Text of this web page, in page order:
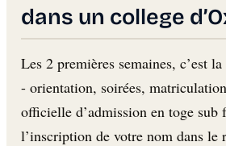
dans un college
Les 2 premières semaines, c’est
- orientation, soirées,
officielle d’admission en toge sub
l’inscription de votre nom dans le